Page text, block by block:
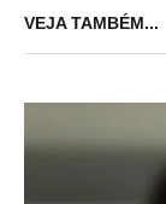
VEJA TAMBÉM...